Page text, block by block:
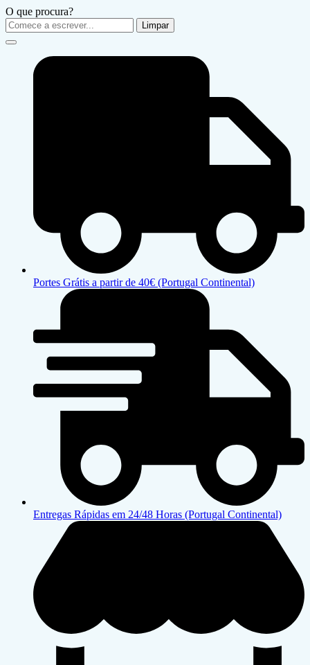
O que procura?
Limpar
Portes Grátis a partir de 40€ (Portugal Continental)
Entregas Rápidas em 24/48 Horas (Portugal Continental)